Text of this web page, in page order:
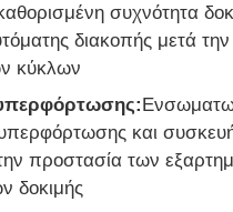
δομικών υλικών
συσκευασίας
συγκολλητικών
συχνότητα
διακοπής μετά την
κύκλων
και
προστασία των
δοκιμής